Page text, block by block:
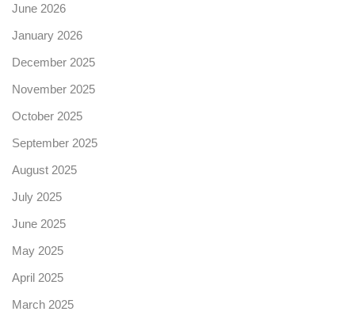
June 2026
January 2026
December 2025
November 2025
October 2025
September 2025
August 2025
July 2025
June 2025
May 2025
April 2025
March 2025